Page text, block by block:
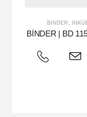
BINDER ,
BİNDER | BD